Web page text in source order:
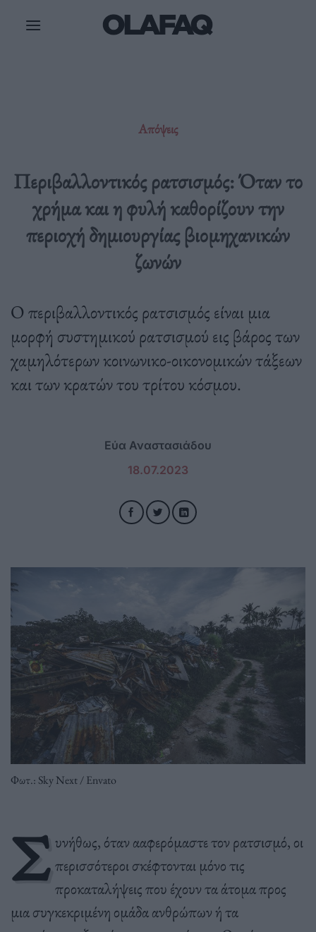
Απόψεις
Περιβαλλοντικός ρατσισμός: Όταν το
χρήμα και η φυλή καθορίζουν την
περιοχή δημιουργίας βιομηχανικών
ζωνών
Ο περιβαλλοντικός ρατσισμός είναι μια
μορφή συστημικού ρατσισμού εις βάρος των
χαμηλότερων κοινωνικο-οικονομικών τάξεων
και των κρατών του τρίτου κόσμου.
Εύα Αναστασιάδου
18.07.2023
Φωτ.: Sky Next / Envato
Σ υνήθως, όταν ααφερόμαστε τον ρατσισμό, οι
περισσότεροι σκέφτονται μόνο τις
προκαταλήψεις που έχουν τα άτομα προς
μια συγκεκριμένη ομάδα ανθρώπων ή τα